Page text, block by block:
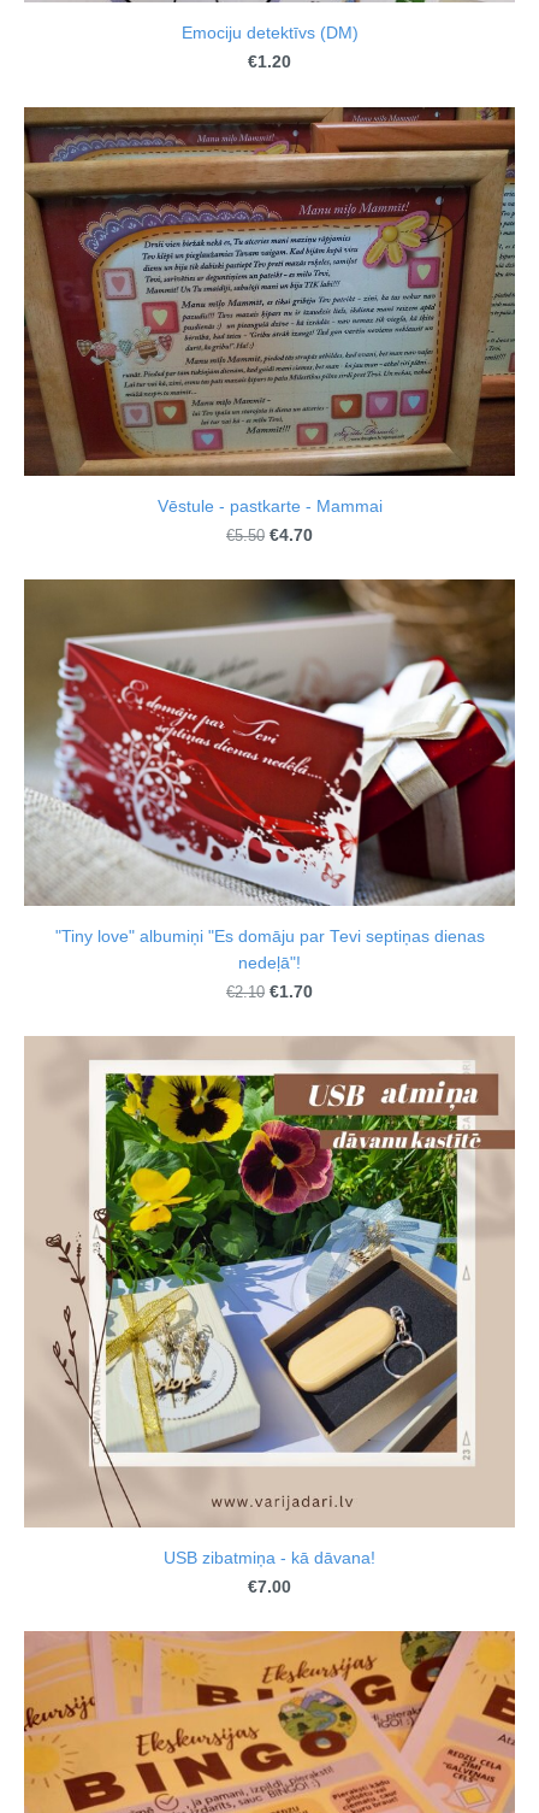
Emociju detektīvs (DM)
€1.20
Vēstule - pastkarte - Mammai
€5.50 €4.70
"Tiny love" albumiņi "Es domāju par Tevi septiņas dienas
nedeļā"!
€2.10 €1.70
USB zibatmiņa - kā dāvana!
€7.00